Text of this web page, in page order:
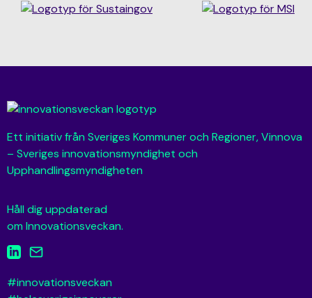
Ett initiativ från Sveriges Kommuner och Regioner, Vinnova
– Sveriges innovationsmyndighet och
Upphandlingsmyndigheten
Håll dig uppdaterad
om Innovationsveckan.
#innovationsveckan